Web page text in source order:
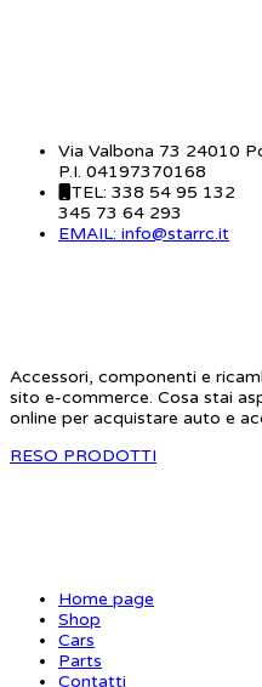
Via Valbona 73 24010
P.I. 04197370168
TEL: 338 54 95 132
345 73 64 293
EMAIL: info@starrc.it
Accessori, componenti e
sito e-commerce. Cosa stai
online per acquistare auto e
RESO PRODOTTI
Home page
Shop
Cars
Parts
Contatti